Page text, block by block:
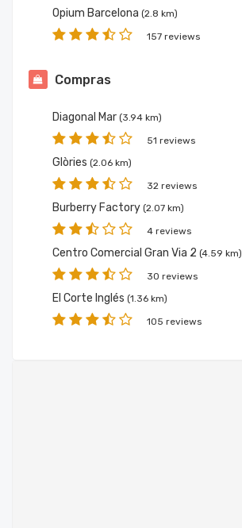
Opium Barcelona (2.8 km)
157 reviews
Compras
Diagonal Mar (3.94 km)
51 reviews
Glòries (2.06 km)
32 reviews
Burberry Factory (2.07 km)
4 reviews
Centro Comercial Gran Via 2 (4.59 km)
30 reviews
El Corte Inglés (1.36 km)
105 reviews